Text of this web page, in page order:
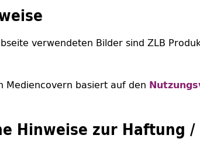
verwendeten Bilder sind ZLB
Mediencovern basiert auf den
Hinweise zur Haftung